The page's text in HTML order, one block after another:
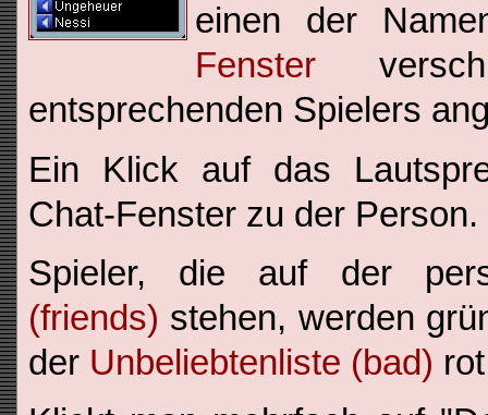
einen der
Fenster
entsprechenden Spielers
Ein Klick auf das
Chat-Fenster zu der Person.
Spieler, die auf der
(friends) stehen, werden
der Unbeliebtenliste (bad)